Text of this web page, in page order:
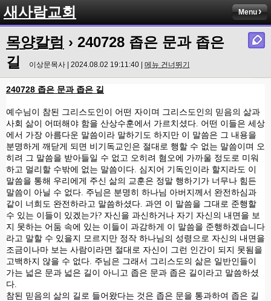
새사람교회 Menu
목양칼럼 › 240728 좁은 문과 좁은
길
이상문목사 | 2024.08.02 19:11:40 | 메뉴 건너뛰기
240728 좁은 문과 좁은 길
예수님이 참된 그리스도인이 어떤 자이며 그리스도인의 믿음의 삶과
사회 삶이 어떠해야 함을 산상수훈에서 가르치셨다. 어떤 이들은 세상
에서 가장 아름다운 말씀이라 말하기도 하지만 이 말씀은 그 내용을
분명하게 깨닫게 되면 비기독교인은 절대로 행할 수 없는 말씀이며 오
히려 그 말씀을 받아들일 수 없고 오히려 혐오에 가까울 정도로 미워
하고 멀리할 수밖에 없는 말씀이다. 심지어 기독인이라 할지라도 이
말씀을 통해 우리에게 주신 삶의 교훈은 정말 행하기가 너무나 힘든
말씀이 아닐 수 없다. 주님은 분명히 하나님 아버지께서 완전하심과
같이 너희도 완전하라고 말씀하셨다. 과연 이 말씀을 그대로 준행할
수 있는 이들이 있겠는가? 자신을 과신하거나 자기 자신의 내면을 보
지 못하는 어둠 속에 있는 이들이 과감하게 이 말씀을 준행하겠습니다
라고 말할 수 있을지 모르지만 정작 하나님의 성령으로 자신의 내면을
조금이나마 보는 사람이라면 절대로 자신이 그런 인간이 되지 못됨을
고백하지 않을 수 없다. 주님은 그래서 그리스도의 삶은 일반인들이
가는 넓은 문과 넓은 길이 아니고 좁은 문과 좁은 길이라고 말씀하셨
다.
참된 믿음의 삶의 길로 들어왔다는 것은 좁은 문을 통과하여 좁은 길